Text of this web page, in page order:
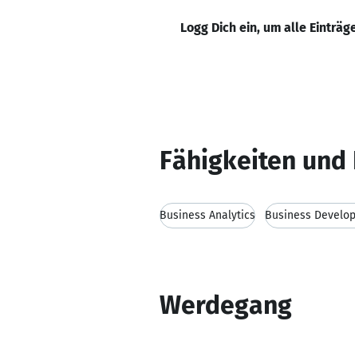
Logg Dich ein, um alle
Fähigkeiten und
Business Analytics Business
Werdegang